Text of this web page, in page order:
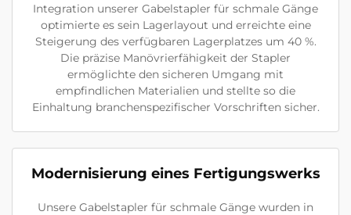
Integration unserer Gabelstapler für schmale Gänge
optimierte es sein Lagerlayout und erreichte eine
Steigerung des verfügbaren Lagerplatzes um 40 %.
Die präzise Manövrierfähigkeit der Stapler
ermöglichte den sicheren Umgang mit
empfindlichen Materialien und stellte so die
Einhaltung branchenspezifischer Vorschriften sicher.
Modernisierung eines Fertigungswerks
Unsere Gabelstapler für schmale Gänge wurden in